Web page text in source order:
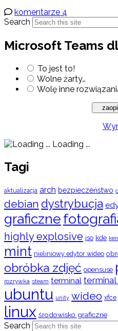
komentarze 4
Search
Microsoft Teams
To jest to!
Wolne żarty…
Wolę inne
Loading ...
Tagi
aktualizacja arch bezpieczeństwo
debian dystrybucja
graficzne
highly explosive iso kde
mint nieliniowy edytor wideo
obróbka zdjęć opensuse
rozrywka steam terminal terminal
ubuntu unity wideo xfce
linux środowisko graficzne
Search